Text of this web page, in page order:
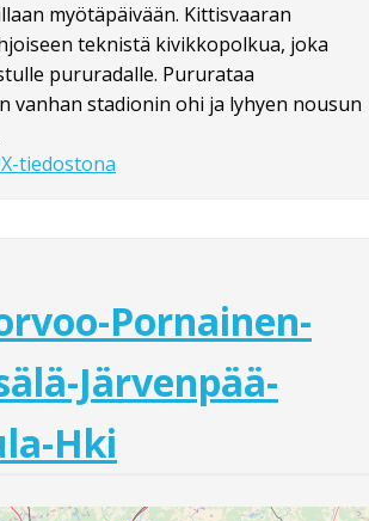
myötäpäivään. Kittisvaaran
teknistä kivikkopolkua, joka
pururadalle. Pururataa
vanhan stadionin ohi ja lyhyen nousun
tiedostona
Pornainen-
Järvenpää-
Hki